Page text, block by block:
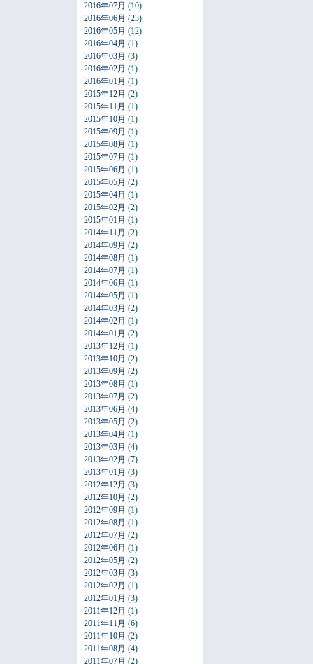
2016年07月 (10)
2016年06月 (23)
2016年05月 (12)
2016年04月 (1)
2016年03月 (3)
2016年02月 (1)
2016年01月 (1)
2015年12月 (2)
2015年11月 (1)
2015年10月 (1)
2015年09月 (1)
2015年08月 (1)
2015年07月 (1)
2015年06月 (1)
2015年05月 (2)
2015年04月 (1)
2015年02月 (2)
2015年01月 (1)
2014年11月 (2)
2014年09月 (2)
2014年08月 (1)
2014年07月 (1)
2014年06月 (1)
2014年05月 (1)
2014年03月 (2)
2014年02月 (1)
2014年01月 (2)
2013年12月 (1)
2013年10月 (2)
2013年09月 (2)
2013年08月 (1)
2013年07月 (2)
2013年06月 (4)
2013年05月 (2)
2013年04月 (1)
2013年03月 (4)
2013年02月 (7)
2013年01月 (3)
2012年12月 (3)
2012年10月 (2)
2012年09月 (1)
2012年08月 (1)
2012年07月 (2)
2012年06月 (1)
2012年05月 (2)
2012年03月 (3)
2012年02月 (1)
2012年01月 (3)
2011年12月 (1)
2011年11月 (6)
2011年10月 (2)
2011年08月 (4)
2011年07月 (2)